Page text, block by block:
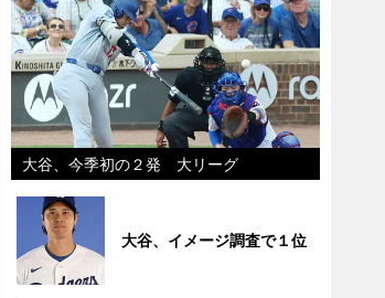
大谷、今季初の２発 大リーグ
大谷、イメージ調査で１位